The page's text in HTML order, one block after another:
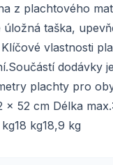
z plachtového
taška,
vlastnosti
dodávky
plachty pro
52 cm Délka
kg18,9 kg